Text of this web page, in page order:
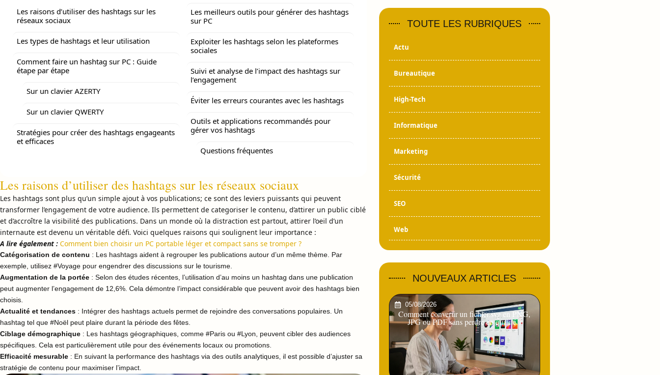
Les raisons d’utiliser des hashtags sur les
réseaux sociaux
Les types de hashtags et leur utilisation
Comment faire un hashtag sur PC : Guide
étape par étape
Sur un clavier AZERTY
Sur un clavier QWERTY
Stratégies pour créer des hashtags engageants
et efficaces
Les meilleurs outils pour générer des hashtags
sur PC
Exploiter les hashtags selon les plateformes
sociales
Suivi et analyse de l’impact des hashtags sur
l’engagement
Éviter les erreurs courantes avec les hashtags
Outils et applications recommandés pour
gérer vos hashtags
Questions fréquentes
Les raisons d’utiliser des hashtags sur les réseaux sociaux
Les hashtags sont plus qu’un simple ajout à vos publications; ce sont des leviers puissants qui peuvent
transformer l’engagement de votre audience. Ils permettent de categoriser le contenu, d’attirer un public ciblé
et d’accroître la visibilité des publications. Dans un monde où la distraction est partout, attirer l’oeil d’un
internaute est devenu un véritable défi. Voici quelques raisons qui soulignent leur importance :
A lire également : Comment bien choisir un PC portable léger et compact sans se tromper ?
Catégorisation de contenu : Les hashtags aident à regrouper les publications autour d’un même thème. Par
exemple, utilisez #Voyage pour engendrer des discussions sur le tourisme.
Augmentation de la portée : Selon des études récentes, l’utilisation d’au moins un hashtag dans une publication
peut augmenter l’engagement de 12,6%. Cela démontre l’impact considérable que peuvent avoir des hashtags bien
choisis.
Actualité et tendances : Intégrer des hashtags actuels permet de rejoindre des conversations populaires. Un
hashtag tel que #Noël peut plaire durant la période des fêtes.
Ciblage démographique : Les hashtags géographiques, comme #Paris ou #Lyon, peuvent cibler des audiences
spécifiques. Cela est particulièrement utile pour des événements locaux ou promotions.
Efficacité mesurable : En suivant la performance des hashtags via des outils analytiques, il est possible d’ajuster sa
stratégie de contenu pour maximiser l’impact.
TOUTE LES RUBRIQUES
Actu
Bureautique
High-Tech
Informatique
Marketing
Sécurité
SEO
Web
NOUVEAUX ARTICLES
05/08/2026
Comment convertir un fichier.svg en PNG,
JPG ou PDF sans perdre en qualité ?